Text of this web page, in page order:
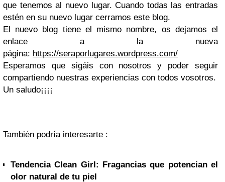
que tenemos al nuevo lugar. Cuando todas las entradas
estén en su nuevo lugar cerramos este blog.
El nuevo blog tiene el mismo nombre, os dejamos el
enlace a la nueva
página: https://seraporlugares.wordpress.com/
Esperamos que sigáis con nosotros y poder seguir
compartiendo nuestras experiencias con todos vosotros.
Un saludo¡¡¡¡
También podría interesarte :
Tendencia Clean Girl: Fragancias que potencian el
olor natural de tu piel